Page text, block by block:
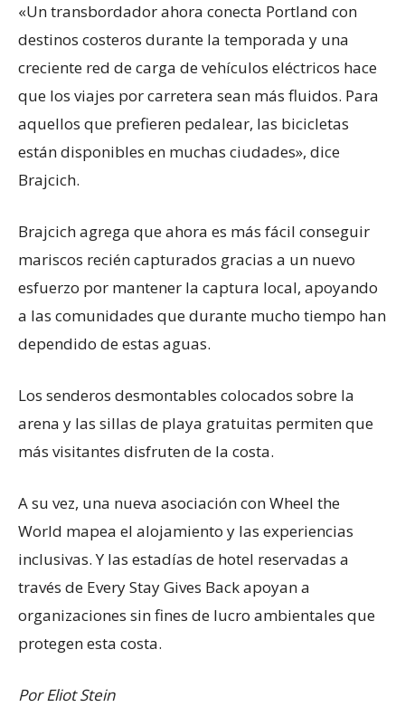
«Un transbordador ahora conecta Portland con
destinos costeros durante la temporada y una
creciente red de carga de vehículos eléctricos hace
que los viajes por carretera sean más fluidos. Para
aquellos que prefieren pedalear, las bicicletas
están disponibles en muchas ciudades», dice
Brajcich.
Brajcich agrega que ahora es más fácil conseguir
mariscos recién capturados gracias a un nuevo
esfuerzo por mantener la captura local, apoyando
a las comunidades que durante mucho tiempo han
dependido de estas aguas.
Los senderos desmontables colocados sobre la
arena y las sillas de playa gratuitas permiten que
más visitantes disfruten de la costa.
A su vez, una nueva asociación con Wheel the
World mapea el alojamiento y las experiencias
inclusivas. Y las estadías de hotel reservadas a
través de Every Stay Gives Back apoyan a
organizaciones sin fines de lucro ambientales que
protegen esta costa.
Por Eliot Stein